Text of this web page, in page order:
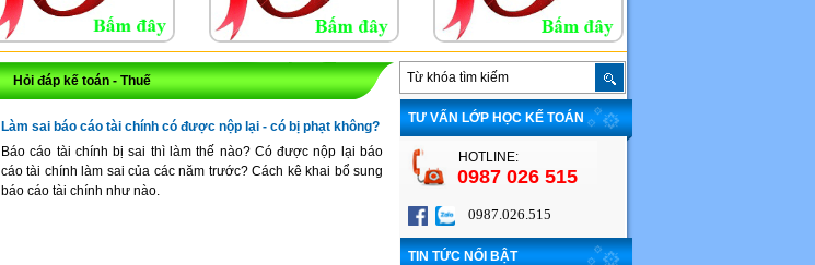
Hỏi đáp kế toán - Thuế
Làm sai báo cáo tài chính có được nộp lại - có bị phạt không?
Báo cáo tài chính bị sai thì làm thế nào? Có được nộp lại báo
cáo tài chính làm sai của các năm trước? Cách kê khai bổ sung
báo cáo tài chính như nào.
TƯ VẤN LỚP HỌC KẾ TOÁN
0987 026 515
HOTLINE:
0987.026.515
TIN TỨC NỔI BẬT